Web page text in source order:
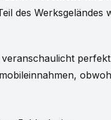
des
veranschaulicht